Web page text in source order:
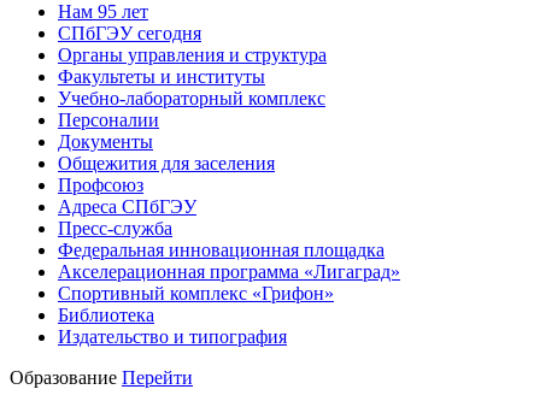
Нам 95 лет
СПбГЭУ сегодня
Органы управления и структура
Факультеты и институты
Учебно-лабораторный комплекс
Персоналии
Документы
Общежития для заселения
Профсоюз
Адреса СПбГЭУ
Пресс-служба
Федеральная инновационная площадка
Акселерационная программа «Лигаград»­­
Спортивный комплекс «Грифон»
Библиотека
Издательство и типография
Образование Перейти